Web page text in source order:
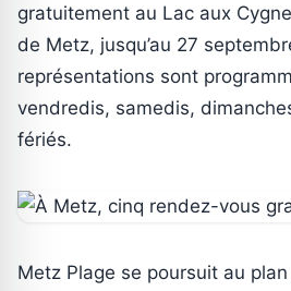
gratuitement au Lac aux
de Metz, jusqu’au 27
représentations sont
vendredis, samedis,
fériés.
Metz Plage se poursuit au plan